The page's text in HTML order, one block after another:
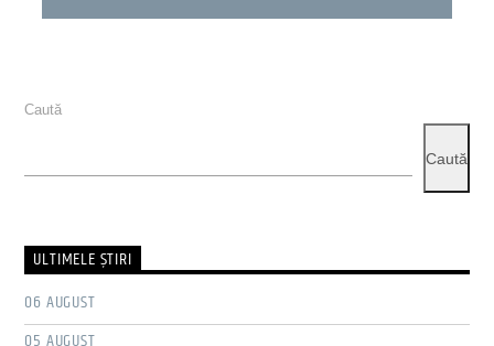
Caută
Caută
ULTIMELE ŞTIRI
06 AUGUST